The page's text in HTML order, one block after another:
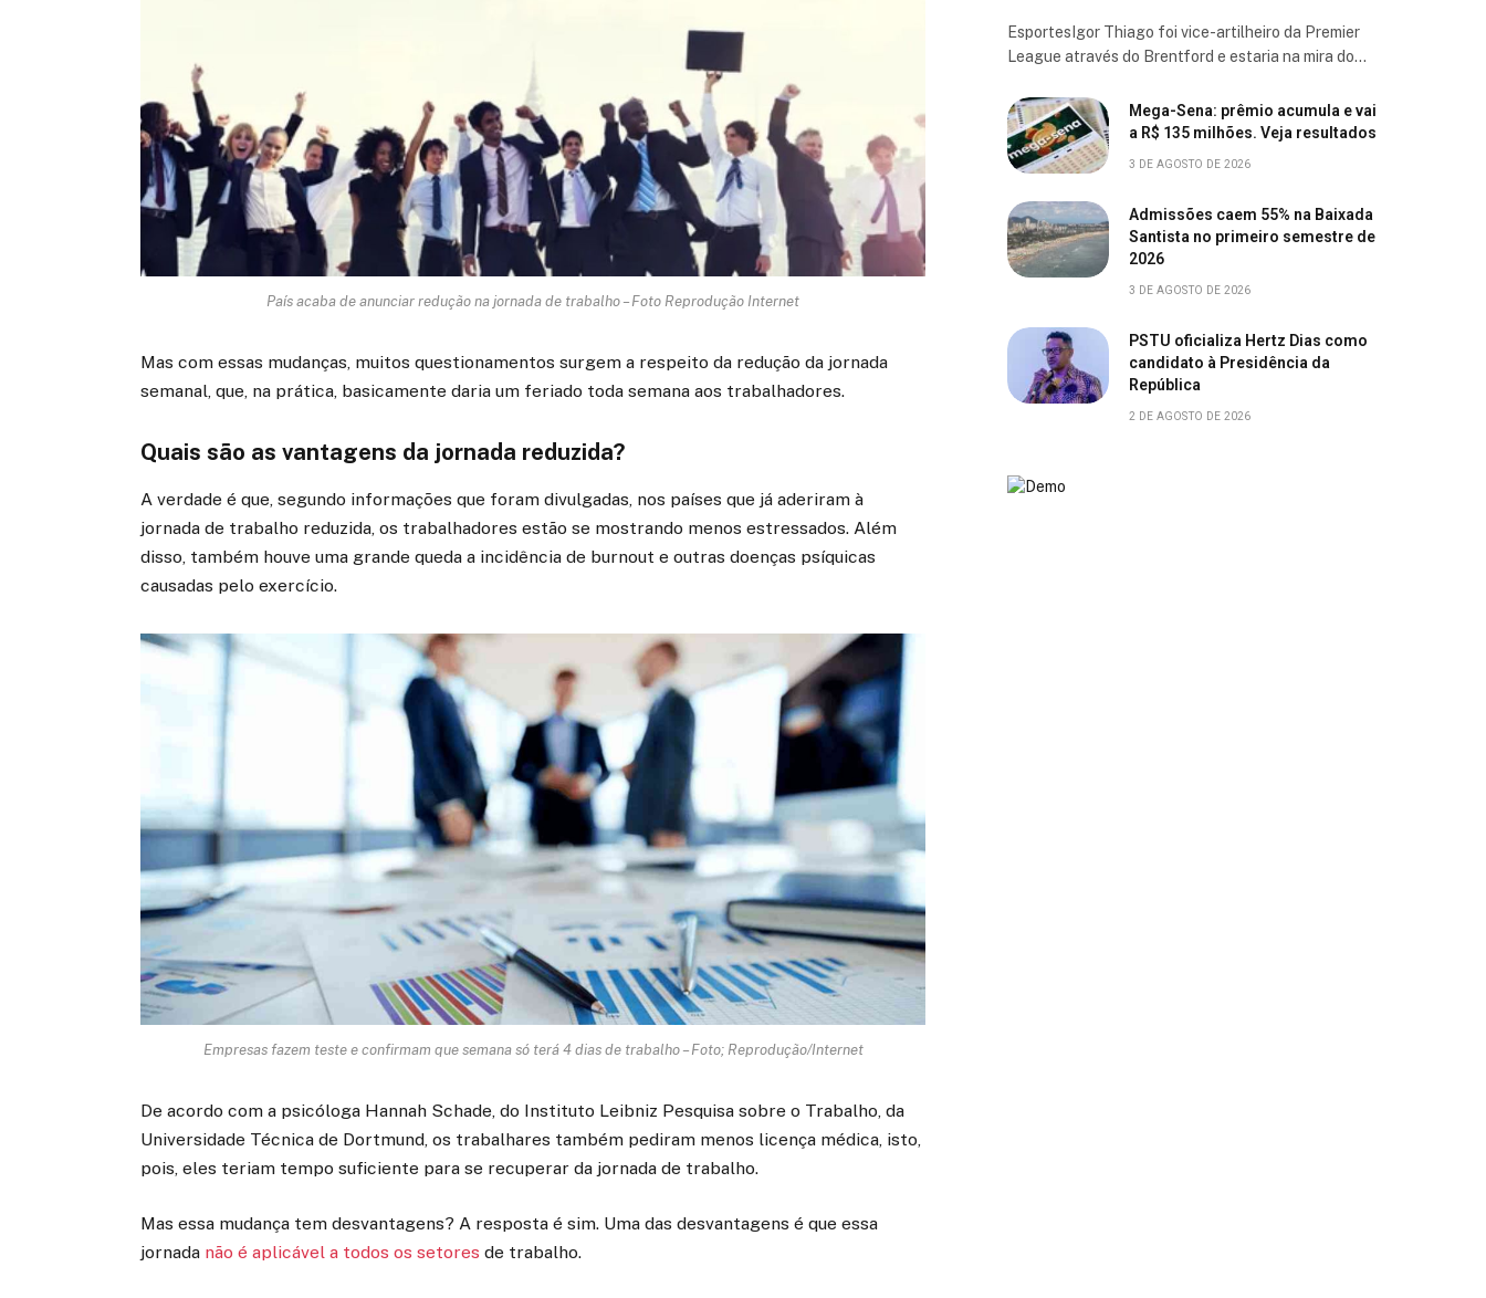
País acaba de anunciar redução na jornada de trabalho – Foto Reprodução Internet
Mas com essas mudanças, muitos questionamentos surgem a respeito da redução da jornada
semanal, que, na prática, basicamente daria um feriado toda semana aos trabalhadores.
Quais são as vantagens da jornada reduzida?
A verdade é que, segundo informações que foram divulgadas, nos países que já aderiram à
jornada de trabalho reduzida, os trabalhadores estão se mostrando menos estressados. Além
disso, também houve uma grande queda a incidência de burnout e outras doenças psíquicas
causadas pelo exercício.
Empresas fazem teste e confirmam que semana só terá 4 dias de trabalho – Foto; Reprodução/Internet
De acordo com a psicóloga Hannah Schade, do Instituto Leibniz Pesquisa sobre o Trabalho, da
Universidade Técnica de Dortmund, os trabalhares também pediram menos licença médica, isto,
pois, eles teriam tempo suficiente para se recuperar da jornada de trabalho.
Mas essa mudança tem desvantagens? A resposta é sim. Uma das desvantagens é que essa
jornada não é aplicável a todos os setores de trabalho.
EsportesIgor Thiago foi vice-artilheiro da Premier
League através do Brentford e estaria na mira do…
Mega-Sena: prêmio acumula e vai
a R$ 135 milhões. Veja resultados
3 DE AGOSTO DE 2026
Admissões caem 55% na Baixada
Santista no primeiro semestre de
2026
3 DE AGOSTO DE 2026
PSTU oficializa Hertz Dias como
candidato à Presidência da
República
2 DE AGOSTO DE 2026